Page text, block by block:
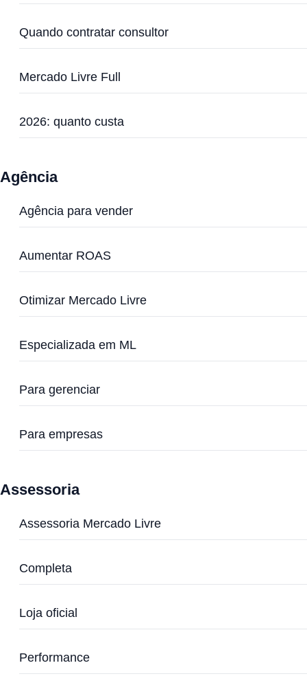
Quando contratar consultor
Mercado Livre Full
2026: quanto custa
Agência
Agência para vender
Aumentar ROAS
Otimizar Mercado Livre
Especializada em ML
Para gerenciar
Para empresas
Assessoria
Assessoria Mercado Livre
Completa
Loja oficial
Performance